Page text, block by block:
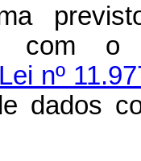
com
Lei nº
dados